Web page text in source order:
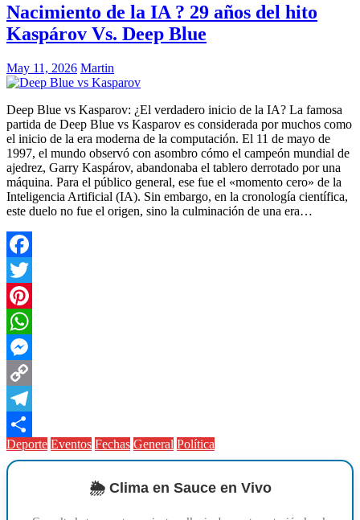
Nacimiento de la IA ? 29 años del hito
Kaspárov Vs. Deep Blue
May 11, 2026 Martin
Deep Blue vs Kasparov: ¿El verdadero inicio de la IA? La famosa
partida de Deep Blue vs Kasparov es considerada por muchos como
el inicio de la era moderna de la computación. El 11 de mayo de
1997, el mundo observó con asombro cómo el campeón mundial de
ajedrez, Garry Kaspárov, abandonaba el tablero derrotado por una
máquina. Para el público general, ese fue el «momento cero» de la
Inteligencia Artificial (IA). Sin embargo, en la cronología científica,
este duelo no fue el origen, sino la culminación de una era…
Facebook
Twitter
Pinterest
WhatsApp
Messenger
Copy
Link
Telegram
Compartir
Deporte Eventos Fechas General Política
🌦️ Clima en Sauce en Vivo